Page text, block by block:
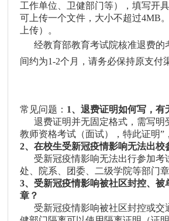
工作单位、卫健部门等），填写开
可上传一个文件，大小不超过4MB
上传）。
经教育部教育考试院核准退费的
间约为1-2个月，请务必保持原支付
常见问题： 1、退费证明如何写，有
退费证明并无固定格式，需写明
教师资格考试（面试），特此证明”
2、在校生受新冠疫情影响无法出
受新冠疫情影响无法出行参加考
处、院系、团委、二级学院等部门章
3、受新冠疫情影响被社区封控、
章？
受新冠疫情影响被社区封控或交